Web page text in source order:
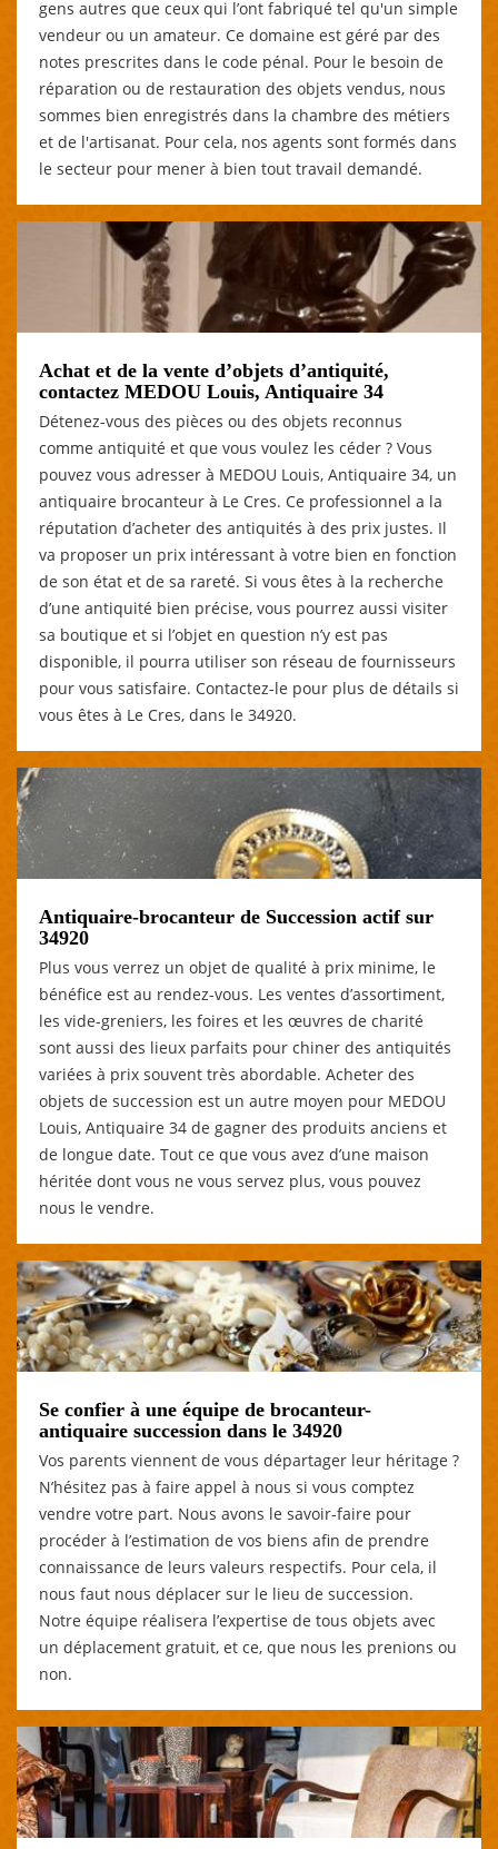
gens autres que ceux qui l’ont fabriqué tel qu'un simple
vendeur ou un amateur. Ce domaine est géré par des
notes prescrites dans le code pénal. Pour le besoin de
réparation ou de restauration des objets vendus, nous
sommes bien enregistrés dans la chambre des métiers
et de l'artisanat. Pour cela, nos agents sont formés dans
le secteur pour mener à bien tout travail demandé.
Achat et de la vente d’objets d’antiquité,
contactez MEDOU Louis, Antiquaire 34
Détenez-vous des pièces ou des objets reconnus
comme antiquité et que vous voulez les céder ? Vous
pouvez vous adresser à MEDOU Louis, Antiquaire 34, un
antiquaire brocanteur à Le Cres. Ce professionnel a la
réputation d’acheter des antiquités à des prix justes. Il
va proposer un prix intéressant à votre bien en fonction
de son état et de sa rareté. Si vous êtes à la recherche
d’une antiquité bien précise, vous pourrez aussi visiter
sa boutique et si l’objet en question n’y est pas
disponible, il pourra utiliser son réseau de fournisseurs
pour vous satisfaire. Contactez-le pour plus de détails si
vous êtes à Le Cres, dans le 34920.
Antiquaire-brocanteur de Succession actif sur
34920
Plus vous verrez un objet de qualité à prix minime, le
bénéfice est au rendez-vous. Les ventes d’assortiment,
les vide-greniers, les foires et les œuvres de charité
sont aussi des lieux parfaits pour chiner des antiquités
variées à prix souvent très abordable. Acheter des
objets de succession est un autre moyen pour MEDOU
Louis, Antiquaire 34 de gagner des produits anciens et
de longue date. Tout ce que vous avez d’une maison
héritée dont vous ne vous servez plus, vous pouvez
nous le vendre.
Se confier à une équipe de brocanteur-
antiquaire succession dans le 34920
Vos parents viennent de vous départager leur héritage ?
N’hésitez pas à faire appel à nous si vous comptez
vendre votre part. Nous avons le savoir-faire pour
procéder à l’estimation de vos biens afin de prendre
connaissance de leurs valeurs respectifs. Pour cela, il
nous faut nous déplacer sur le lieu de succession.
Notre équipe réalisera l’expertise de tous objets avec
un déplacement gratuit, et ce, que nous les prenions ou
non.